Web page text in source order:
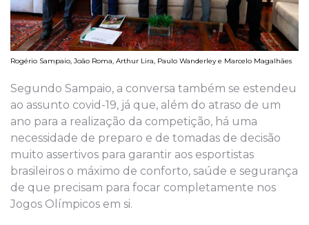
Rogério Sampaio, João Roma, Arthur Lira, Paulo Wanderley e Marcelo Magalhães
Segundo Sampaio, a conversa também se estendeu
ao assunto covid-19, já que, além do atraso de um
ano para a realização da competição, há uma
necessidade de preparo e de tomadas de decisão
muito assertivos para garantir aos esportistas
brasileiros o máximo de conforto, saúde e segurança
de que precisam para focar completamente nos
Jogos Olímpicos em si.